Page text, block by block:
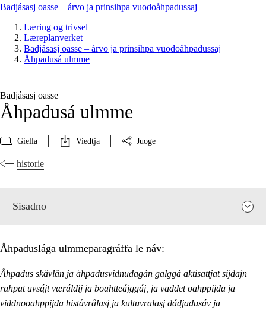
Badjásasj oasse – árvo ja prinsihpa vuodoåhpadussaj
Læring og trivsel
Læreplanverket
Badjásasj oasse – árvo ja prinsihpa vuodoåhpadussaj
Åhpadusá ulmme
Badjásasj oasse
Åhpadusá ulmme
Giella Viedtja Juoge
historie
Sisadno
Åhpaduslága ulmmeparagráffa le náv:
Åhpadus skåvlån ja åhpadusvidnudagán galggá aktisattjat sijdajn
rahpat uvsájt væráldij ja boahtteájggáj, ja vaddet oahppijda ja
viddnooahppijda histåvrålasj ja kultuvralasj dádjadusáv ja